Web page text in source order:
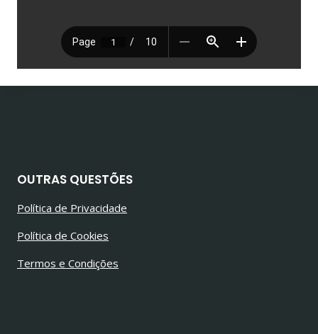
OUTRAS QUESTÕES
Política de Privacidade
Política de Cookies
Termos e Condições